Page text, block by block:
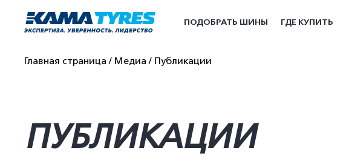
ПОДОБРАТЬ ШИНЫ ГДЕ КУПИТЬ
Главная страница Медиа Публикации
ПУБЛИКАЦИИ